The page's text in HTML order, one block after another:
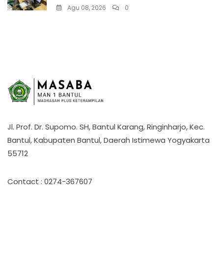
Agu 08, 2026 0
Jl. Prof. Dr. Supomo. SH, Bantul Karang, Ringinharjo, Kec.
Bantul, Kabupaten Bantul, Daerah Istimewa Yogyakarta
55712
Contact : 0274-367607